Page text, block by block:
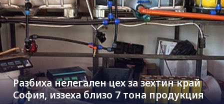
Разбиха нелегален цех за зехтин край
София, иззеха близо 7 тона продукция